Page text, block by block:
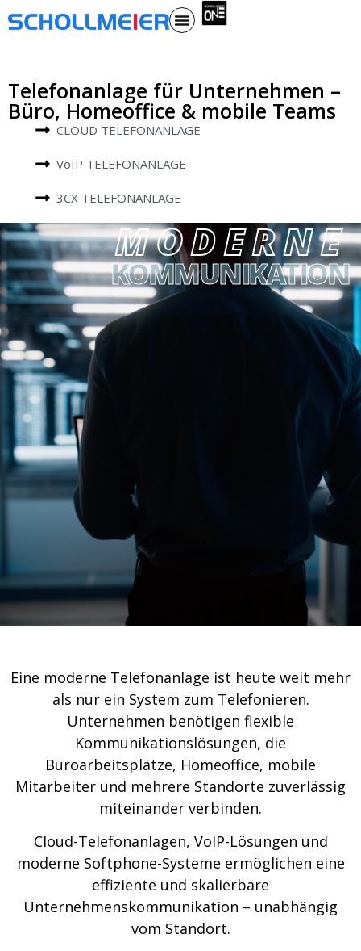
Telefonanlage für Unternehmen –
Büro, Homeoffice & mobile Teams
CLOUD TELEFONANLAGE
VoIP TELEFONANLAGE
3CX TELEFONANLAGE
MODERNE
KOMMUNIKATION
Eine moderne Telefonanlage ist heute weit mehr
als nur ein System zum Telefonieren.
Unternehmen benötigen flexible
Kommunikationslösungen, die
Büroarbeitsplätze, Homeoffice, mobile
Mitarbeiter und mehrere Standorte zuverlässig
miteinander verbinden.
Cloud-Telefonanlagen, VoIP-Lösungen und
moderne Softphone-Systeme ermöglichen eine
effiziente und skalierbare
Unternehmenskommunikation – unabhängig
vom Standort.